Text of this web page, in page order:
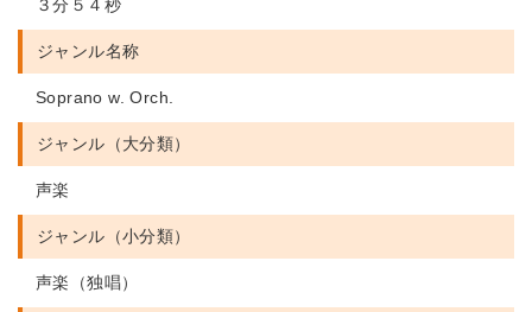
３分５４秒
ジャンル名称
Soprano w. Orch.
ジャンル（大分類）
声楽
ジャンル（小分類）
声楽（独唱）